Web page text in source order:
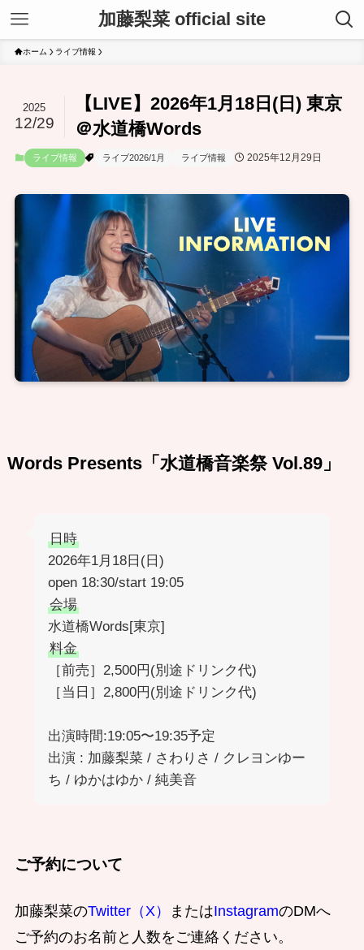
加藤梨菜 official site
ホーム ライブ情報
【LIVE】2026年1月18日(日) 東京
＠水道橋Words
2025
12/29
ライブ情報 ライブ2026/1月 ライブ情報 2025年12月29日
Words Presents「水道橋音楽祭 Vol.89」
日時
2026年1月18日(日)
open 18:30/start 19:05
会場
水道橋Words[東京]
料金
［前売］2,500円(別途ドリンク代)
［当日］2,800円(別途ドリンク代)
出演時間:19:05〜19:35予定
出演 : 加藤梨菜 / さわりさ / クレヨンゆー
ち / ゆかはゆか / 純美音
ご予約について
加藤梨菜のTwitter（X） またはInstagramのDMへ
ご予約のお名前と人数をご連絡ください。